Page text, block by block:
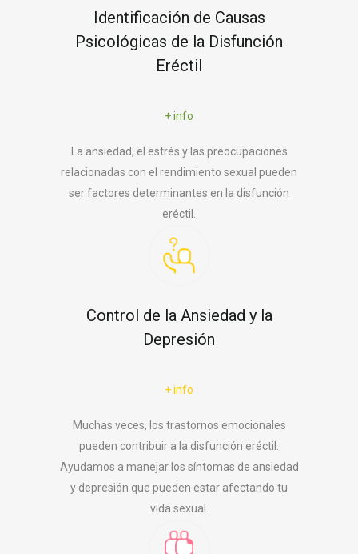
Identificación de Causas
Psicológicas de la Disfunción
Eréctil
+ info
La ansiedad, el estrés y las preocupaciones
relacionadas con el rendimiento sexual pueden
ser factores determinantes en la disfunción
eréctil.
Control de la Ansiedad y la
Depresión
+ info
Muchas veces, los trastornos emocionales
pueden contribuir a la disfunción eréctil.
Ayudamos a manejar los síntomas de ansiedad
y depresión que pueden estar afectando tu
vida sexual.